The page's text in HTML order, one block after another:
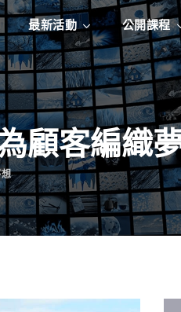
最新活動 公開課程
顧客編織